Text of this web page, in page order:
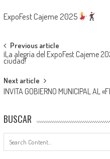
ExpoFest Cajeme 2025
Post
navigation
Previous article
¡La alegría del ExpoFest Cajeme
ciudad!
Next article
INVITA GOBIERNO MUNICIPAL AL
BUSCAR